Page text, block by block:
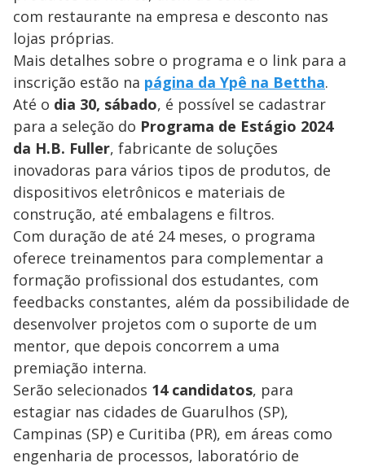
com restaurante na empresa e desconto nas
lojas próprias.
Mais detalhes sobre o programa e o link para a
inscrição estão na página da Ypê na Bettha.
Até o dia 30, sábado, é possível se cadastrar
para a seleção do Programa de Estágio 2024
da H.B. Fuller, fabricante de soluções
inovadoras para vários tipos de produtos, de
dispositivos eletrônicos e materiais de
construção, até embalagens e filtros.
Com duração de até 24 meses, o programa
oferece treinamentos para complementar a
formação profissional dos estudantes, com
feedbacks constantes, além da possibilidade de
desenvolver projetos com o suporte de um
mentor, que depois concorrem a uma
premiação interna.
Serão selecionados 14 candidatos, para
estagiar nas cidades de Guarulhos (SP),
Campinas (SP) e Curitiba (PR), em áreas como
engenharia de processos, laboratório de